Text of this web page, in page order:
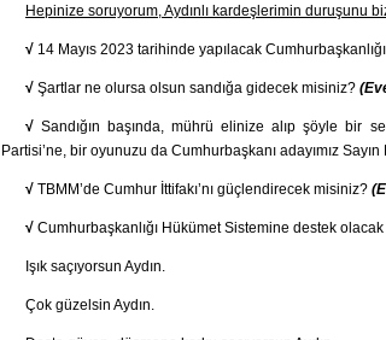
Hepinize soruyorum, Aydınlı kardeşlerimin duruşunu
√ 14 Mayıs 2023 tarihinde yapılacak
√ Şartlar ne olursa olsun sandığa gidecek misiniz?
√Sandığın başında, mührü elinize alıp şöyle bir
Partisi’ne, bir oyunuzu da Cumhurbaşkanı adayımız
√ TBMM’de Cumhur İttifakı’nı güçlendirecek misiniz?
√ Cumhurbaşkanlığı Hükümet Sistemine destek olacak
Işık saçıyorsun Aydın.
Çok güzelsin Aydın.